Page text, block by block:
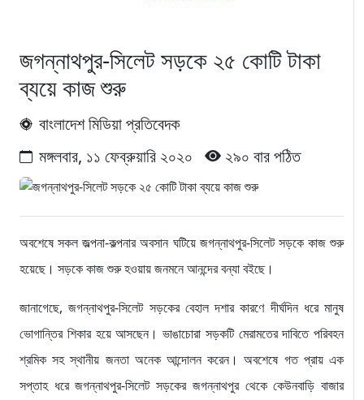
জগন্নাথপুর-সিলেট সড়কে ২৫ কোটি টাকা
ব্যয়ে কাজ শুরু
বাংলাদেশ মিডিয়া প্রতিবেদক
মঙ্গলবার, ১১ ফেব্রুয়ারি ২০২০
২৯০ বার পঠিত
অবশেষে সকল জল্পনা-কল্পনার অবসান ঘটিয়ে জগন্নাথপুর-সিলেট সড়কে কাজ শুরু
হয়েছে। সড়কে কাজ শুরু হওয়ায় জনমনে আনন্দের বন্যা বইছে।
জানাগেছে, জগন্নাথপুর-সিলেট সড়কের বেহাল দশার কারণে দীর্ঘদিন ধরে মানুষ
ভোগান্তির শিকার হয়ে আসছেন। ভাঙাচোরা সড়কটি মেরামতের দাবিতে পরিবহন
শ্রমিক সহ স্থানীয় জনতা অনেক আন্দোলন করেন। অবশেষে গত প্রায় এক
সপ্তাহ ধরে জগন্নাথপুর-সিলেট সড়কের জগন্নাথপুর থেকে কেউনবাড়ি বাজার